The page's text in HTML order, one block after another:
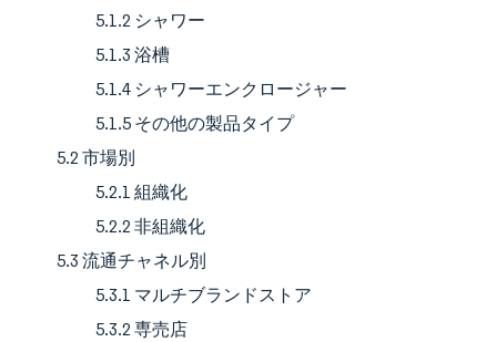
5.1.2 シャワー
5.1.3 浴槽
5.1.4 シャワーエンクロージャー
5.1.5 その他の製品タイプ
5.2 市場別
5.2.1 組織化
5.2.2 非組織化
5.3 流通チャネル別
5.3.1 マルチブランドストア
5.3.2 専売店